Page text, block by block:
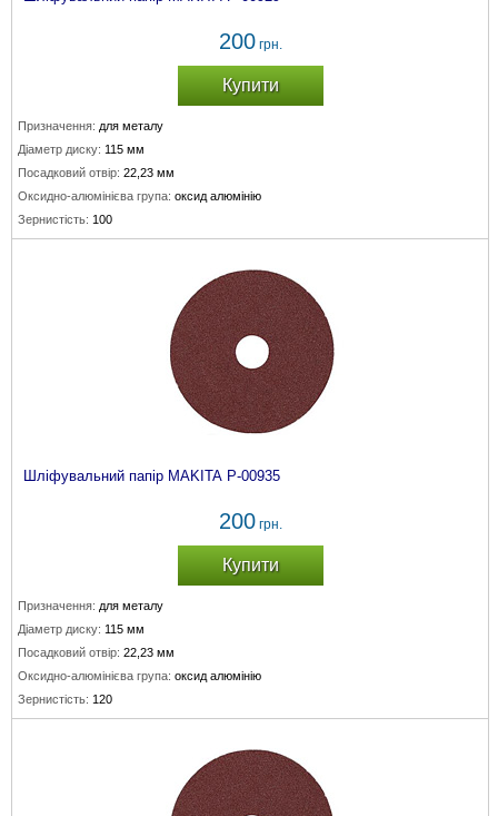
200грн.
Купити
Призначення: для металу
Діаметр диску: 115 мм
Посадковий отвір: 22,23 мм
Оксидно-алюмінієва група: оксид алюмінію
Зернистість: 100
Шліфувальний папір MAKITA P-00935
200грн.
Купити
Призначення: для металу
Діаметр диску: 115 мм
Посадковий отвір: 22,23 мм
Оксидно-алюмінієва група: оксид алюмінію
Зернистість: 120